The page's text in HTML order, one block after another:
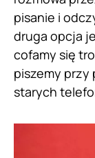
pisanie i
druga opcja
cofamy się
piszemy przy
starych